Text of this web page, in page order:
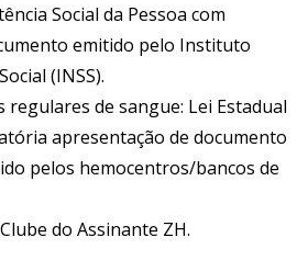
Social da Pessoa com
emitido pelo Instituto
(INSS).
regulares de sangue: Lei Estadual
apresentação de documento
pelos hemocentros/bancos de
do Assinante ZH.